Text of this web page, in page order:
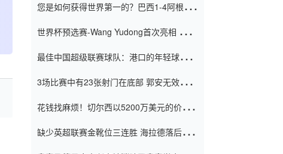
您是如何获得世界第一的？巴西1-4阿根
世界杯预选赛-Wang Yudong首次亮相 中国
最佳中国超级联赛球队：港口的年轻球员在
（Taishan）
3场比赛中有23张射门在底部 郭安无效传球
花钱找麻烦！切尔西以5200万美元的价格
窗口
缺少英超联赛金靴位三连胜 海拉德落后6球